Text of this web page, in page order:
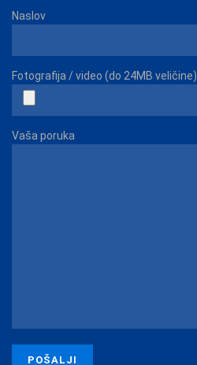
Naslov
Fotografija / video (do 24MB veličine)
Vaša poruka